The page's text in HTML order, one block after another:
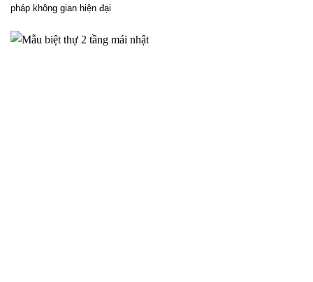
pháp không gian hiện đại